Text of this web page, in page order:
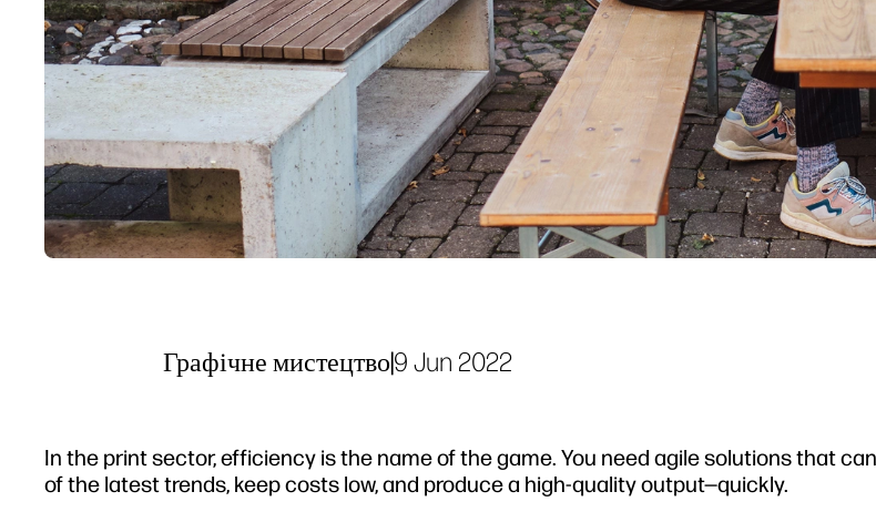
Графічне мистецтво|9 Jun 2022
In the print sector, efficiency is the name of the game. You need agile solutions that
of the latest trends, keep costs low, and produce a high-quality output—quickly.